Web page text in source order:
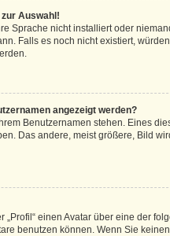
Auswahl!
Sprache nicht installiert oder
Falls es noch nicht existiert,
angezeigt werden?
Benutzernamen stehen. Eines
Das andere, meist größere, Bild
„Profil“ einen Avatar über eine der
benutzen können. Wenn Sie